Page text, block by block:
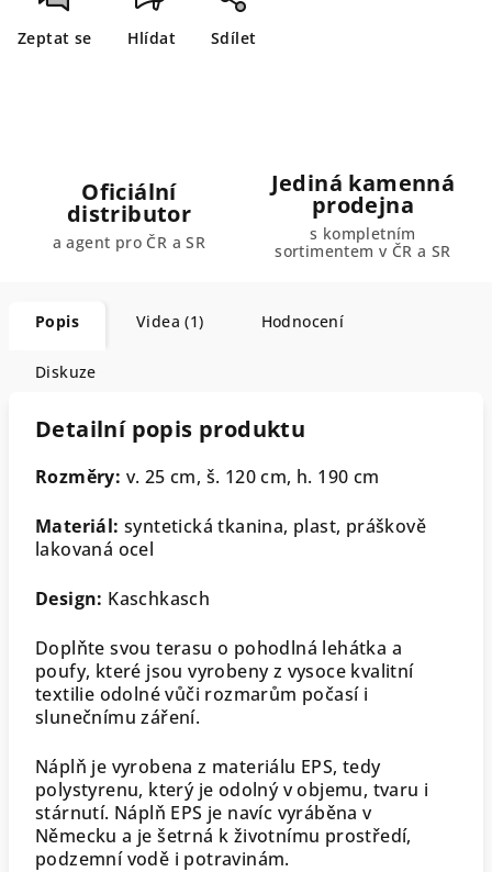
Zeptat se Hlídat Sdílet
Oficiální
distributor
a agent pro ČR a SR
Jediná kamenná
prodejna
s kompletním
sortimentem v ČR a SR
Popis Videa (1) Hodnocení
Diskuze
Detailní popis produktu
Rozměry: v. 25 cm, š. 120 cm, h. 190 cm
Materiál: syntetická tkanina, plast, práškově
lakovaná ocel
Design: Kaschkasch
Doplňte svou terasu o pohodlná lehátka a
poufy, které jsou vyrobeny z vysoce kvalitní
textilie odolné vůči rozmarům počasí i
slunečnímu záření.
Náplň je vyrobena z materiálu EPS, tedy
polystyrenu, který je odolný v objemu, tvaru i
stárnutí. Náplň EPS je navíc vyráběna v
Německu a je šetrná k životnímu prostředí,
podzemní vodě i potravinám.